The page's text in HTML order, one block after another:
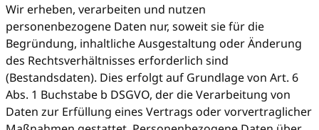
Wir erheben, verarbeiten und nutzen
personenbezogene Daten nur, soweit sie für die
Begründung, inhaltliche Ausgestaltung oder Änderung
des Rechtsverhältnisses erforderlich sind
(Bestandsdaten). Dies erfolgt auf Grundlage von Art. 6
Abs. 1 Buchstabe b DSGVO, der die Verarbeitung von
Daten zur Erfüllung eines Vertrags oder vorvertraglicher